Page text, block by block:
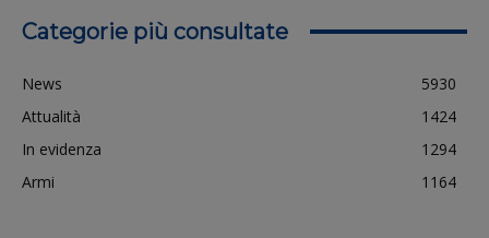
Categorie più consultate
News
5930
Attualità
1424
In evidenza
1294
Armi
1164